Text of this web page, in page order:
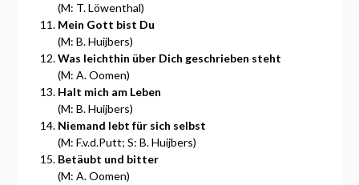
(M: T. Löwenthal)
Mein Gott bist Du
(M: B. Huijbers)
Was leichthin über Dich geschrieben steht
(M: A. Oomen)
Halt mich am Leben
(M: B. Huijbers)
Niemand lebt für sich selbst
(M: F.v.d.Putt; S: B. Huijbers)
Betäubt und bitter
(M: A. Oomen)